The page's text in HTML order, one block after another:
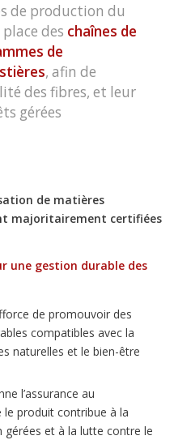
de production du
des chaînes de
de
, afin de
des fibres, et leur
gérées
de matières
majoritairement certifiées
une gestion durable des
de promouvoir des
compatibles avec la
naturelles et le bien-être
l’assurance au
produit contribue à la
et à la lutte contre le